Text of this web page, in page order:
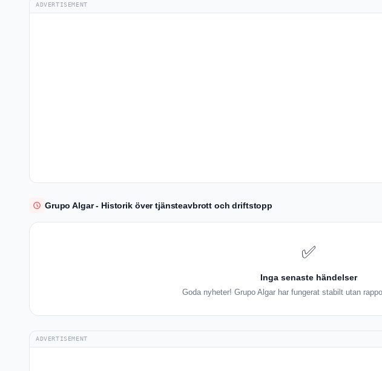
ADVERTISEMENT
Grupo Algar - Historik över tjänsteavbrott och driftstopp
✅
Inga senaste händelser
Goda nyheter! Grupo Algar har fungerat stabilt utan
ADVERTISEMENT